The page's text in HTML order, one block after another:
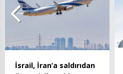
İsrail, İran’a saldırıdan